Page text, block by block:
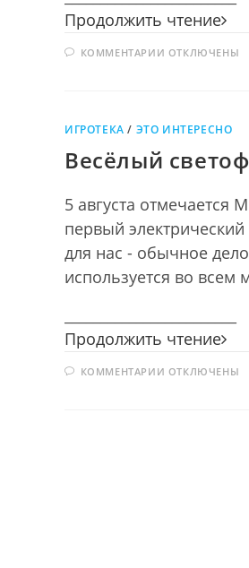
Продолжить чтение
—
КОММЕНТАРИИ К
УВАЖЕНИЕ
ОТКЛЮЧЕНЫ
ИГРОТЕКА / ЭТО ИНТЕРЕСНО
Весёлый
5 августа
первый
для нас - обычное
используется во всем
Продолжить чтение
КОММЕНТАРИИ КОТКЛЮЧЕНЫ